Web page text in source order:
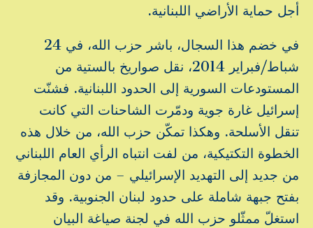
أجل حماية الأراضي اللبنانية.
في خضم هذا السجال، باشر حزب الله، في 24
شباط/فبراير 2014، نقل صواريخ بالستية من
المستودعات السورية إلى الحدود اللبنانية. فشنّت
إسرائيل غارة جوية ودمّرت الشاحنات التي كانت
تنقل الأسلحة. وهكذا تمكّن حزب الله، من خلال هذه
الخطوة التكتيكية، من لفت انتباه الرأي العام اللبناني
من جديد إلى التهديد الإسرائيلي – من دون المجازفة
بفتح جبهة شاملة على حدود لبنان الجنوبية. وقد
استغلّ ممثّلو حزب الله في لجنة صياغة البيان